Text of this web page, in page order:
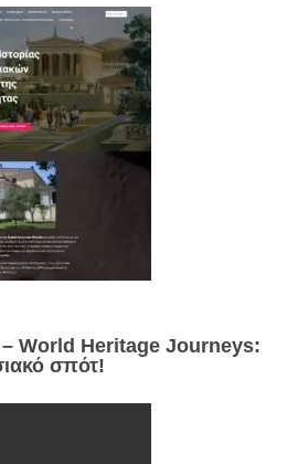
World Heritage Journeys:
σπότ!